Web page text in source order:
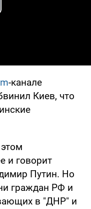
Video
-канале
Киев, что
и говорит
Путин. Но
граждан РФ и
в "ДНР" и